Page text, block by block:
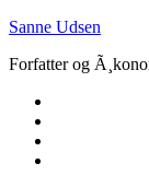
Skip
content
Sanne Udsen
Forfatter og